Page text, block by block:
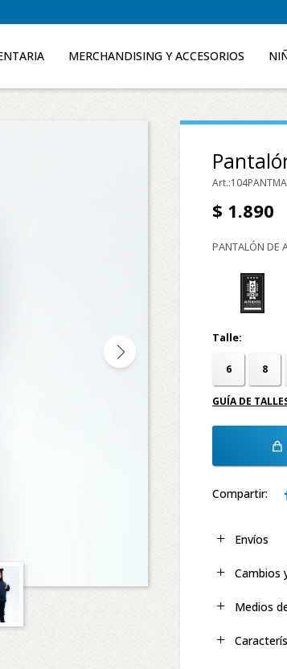
MERCHANDISING Y ACCESORIOS
$ 1.890
PANTALÓN DE
Talle:
6 8
GUÍA DE
Envíos
Cambios
Medios